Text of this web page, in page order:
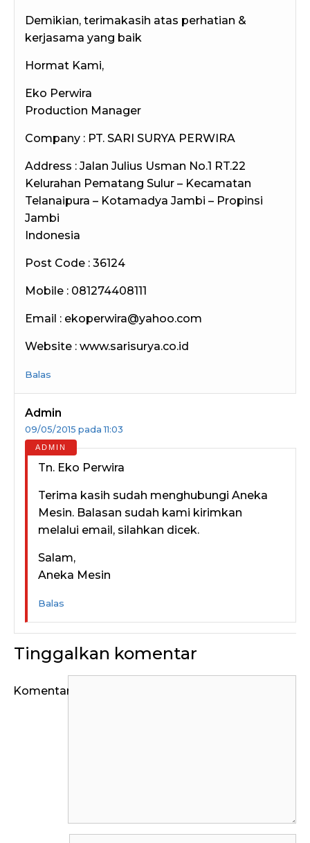
Demikian, terimakasih atas perhatian &
kerjasama yang baik
Hormat Kami,
Eko Perwira
Production Manager
Company : PT. SARI SURYA PERWIRA
Address : Jalan Julius Usman No.1 RT.22
Kelurahan Pematang Sulur – Kecamatan
Telanaipura – Kotamadya Jambi – Propinsi
Jambi
Indonesia
Post Code : 36124
Mobile : 081274408111
Email : ekoperwira@yahoo.com
Website : www.sarisurya.co.id
Balas
Admin
09/05/2015 pada 11:03
Tn. Eko Perwira
Terima kasih sudah menghubungi Aneka
Mesin. Balasan sudah kami kirimkan
melalui email, silahkan dicek.
Salam,
Aneka Mesin
Balas
Tinggalkan komentar
Komentar